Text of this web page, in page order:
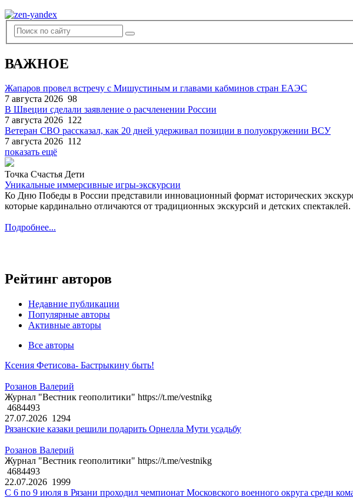
ВАЖНОЕ
Жапаров провел встречу с Мишустиным и главами кабминов стран ЕАЭС
7 августа 2026 98
В Швеции сделали заявление о расчленении России
7 августа 2026 122
Ветеран СВО рассказал, как 20 дней удерживал позиции в полуокружении ВСУ
7 августа 2026 112
показать ещё
Точка Счастья Дети
Уникальные иммерсивные игры-экскурсии
Ко Дню Победы в России представили инновационный формат исторических
которые кардинально отличаются от традиционных экскурсий и детских спектаклей.
Подробнее...
Рейтинг авторов
Недавние публикации
Популярные авторы
Активные авторы
Все авторы
Ксения Фетисова- Бастрыкину быть!
Розанов Валерий
Журнал "Вестник геополитики" https://t.me/vestnikg
4684493
27.07.2026 1294
Рязанские казаки решили подарить Орнелла Мути усадьбу
Розанов Валерий
Журнал "Вестник геополитики" https://t.me/vestnikg
4684493
22.07.2026 1999
С 6 по 9 июля в Рязани проходил чемпионат Московского военного округа среди